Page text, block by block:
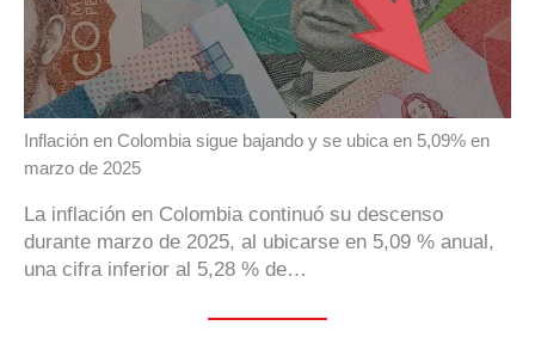
Inflación en Colombia sigue bajando y se ubica en 5,09% en
marzo de 2025
La inflación en Colombia continuó su descenso
durante marzo de 2025, al ubicarse en 5,09 % anual,
una cifra inferior al 5,28 % de…